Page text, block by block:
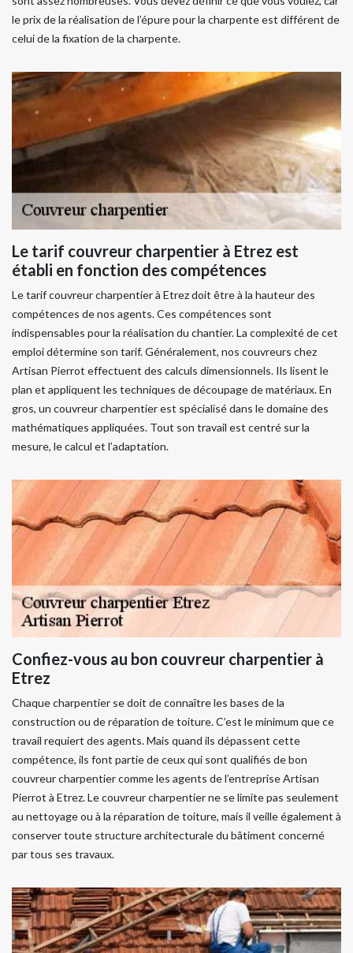
le prix de la réalisation de l’épure pour la charpente est différent de
celui de la fixation de la charpente.
Le tarif couvreur charpentier à Etrez est
établi en fonction des compétences
Le tarif couvreur charpentier à Etrez doit être à la hauteur des
compétences de nos agents. Ces compétences sont
indispensables pour la réalisation du chantier. La complexité de cet
emploi détermine son tarif. Généralement, nos couvreurs chez
Artisan Pierrot effectuent des calculs dimensionnels. Ils lisent le
plan et appliquent les techniques de découpage de matériaux. En
gros, un couvreur charpentier est spécialisé dans le domaine des
mathématiques appliquées. Tout son travail est centré sur la
mesure, le calcul et l’adaptation.
Confiez-vous au bon couvreur charpentier à
Etrez
Chaque charpentier se doit de connaître les bases de la
construction ou de réparation de toiture. C’est le minimum que ce
travail requiert des agents. Mais quand ils dépassent cette
compétence, ils font partie de ceux qui sont qualifiés de bon
couvreur charpentier comme les agents de l’entreprise Artisan
Pierrot à Etrez. Le couvreur charpentier ne se limite pas seulement
au nettoyage ou à la réparation de toiture, mais il veille également à
conserver toute structure architecturale du bâtiment concerné
par tous ses travaux.